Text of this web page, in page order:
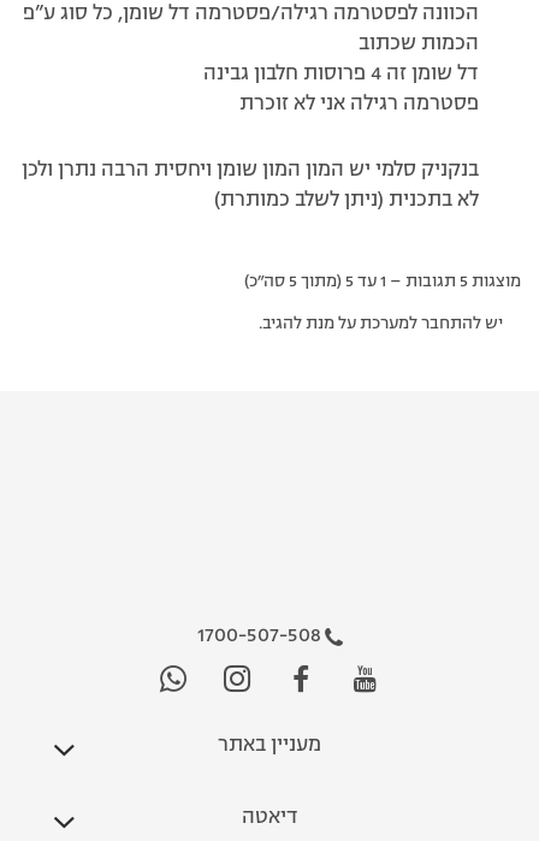
הכוונה לפסטרמה רגילה/פסטרמה דל שומן, כל סוג ע”פ
הכמות שכתוב
דל שומן זה 4 פרוסות חלבון גבינה
פסטרמה רגילה אני לא זוכרת
בנקניק סלמי יש המון המון שומן ויחסית הרבה נתרן ולכן
לא בתכנית (ניתן לשלב כמותרת)
מוצגות 5 תגובות – 1 עד 5 (מתוך 5 סה״כ)
יש להתחבר למערכת על מנת להגיב.
1700-507-508
מעניין באתר
דיאטה